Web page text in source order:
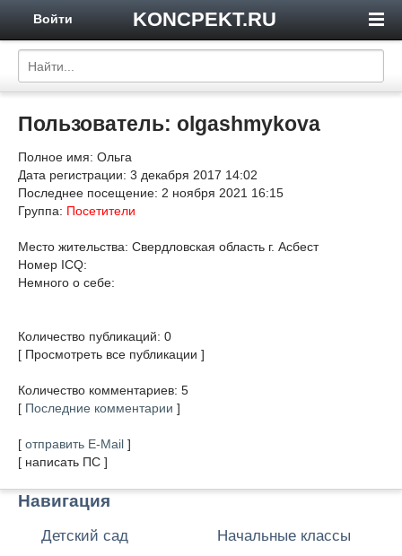
KONCPEKT.RU
Войти
Пользователь: olgashmykova
Полное имя: Ольга
Дата регистрации: 3 декабря 2017 14:02
Последнее посещение: 2 ноября 2021 16:15
Группа: Посетители
Место жительства: Свердловская область г. Асбест
Номер ICQ:
Немного о себе:
Количество публикаций: 0
[ Просмотреть все публикации ]
Количество комментариев: 5
[ Последние комментарии ]
[ отправить E-Mail ]
[ написать ПС ]
Навигация
Детский сад Начальные классы